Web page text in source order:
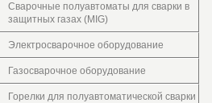
Сварочные полуавтоматы для сварки в
защитных газах (MIG)
Электросварочное оборудование
Газосварочное оборудование
Горелки для полуавтоматической сварки